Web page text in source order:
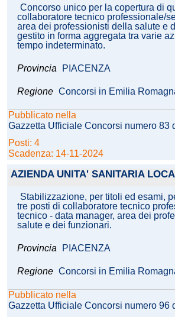
Concorso unico per la copertura di
collaboratore tecnico professionale/
area dei professionisti della salute e
gestito in forma aggregata tra varie
tempo indeterminato.
Provincia PIACENZA
Regione Concorsi in Emilia
Pubblicato nella
Gazzetta Ufficiale Concorsi numero 83
Posti: 4
Scadenza: 14-11-2024
AZIENDA UNITA' SANITARIA
Stabilizzazione, per titoli ed esami,
tre posti di collaboratore tecnico
tecnico - data manager, area dei
salute e dei funzionari.
Provincia PIACENZA
Regione Concorsi in Emilia
Pubblicato nella
Gazzetta Ufficiale Concorsi numero 96